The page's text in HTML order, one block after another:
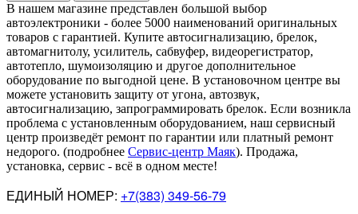
В нашем магазине представлен большой выбор
автоэлектроники - более 5000 наименований оригинальных
товаров с гарантией. Купите автосигнализацию, брелок,
автомагнитолу, усилитель, сабвуфер, видеорегистратор,
автотепло, шумоизоляцию и другое дополнительное
оборудование по выгодной цене. В установочном центре вы
можете установить защиту от угона, автозвук,
автосигнализацию, запрограммировать брелок. Если возникла
проблема с установленным оборудованием, наш сервисный
центр произведёт ремонт по гарантии или платный ремонт
недорого. (подробнее Сервис-центр Маяк). Продажа,
установка, сервис - всё в одном месте!
ЕДИНЫЙ НОМЕР: +7(383) 349-56-79